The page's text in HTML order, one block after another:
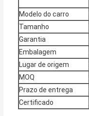
Modelo do carro
Tamanho
Garantia
Embalagem
Lugar de origem
MOQ
Prazo de entrega
Certificado